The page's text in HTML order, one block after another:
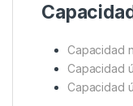
Capacidad
Capacidad
Capacidad